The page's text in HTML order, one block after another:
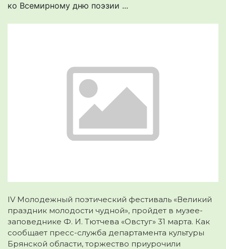
ко Всемирному дню поэзии ...
IV Молодежный поэтический фестиваль «Великий
праздник молодости чудной», пройдет в музее-
заповеднике Ф. И. Тютчева «Овстуг» 31 марта. Как
сообщает пресс-служба департамента культуры
Брянской области, торжество приурочили